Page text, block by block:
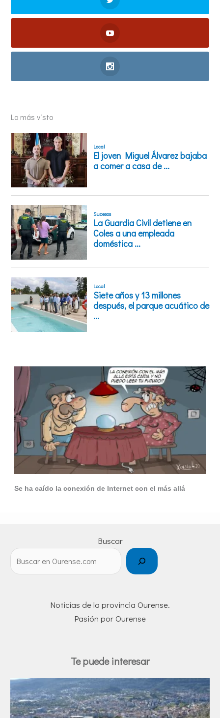
Lo más visto
Se ha caído la conexión de Internet con el más allá
Buscar
Noticias de la provincia Ourense.
Pasión por Ourense
Te puede interesar